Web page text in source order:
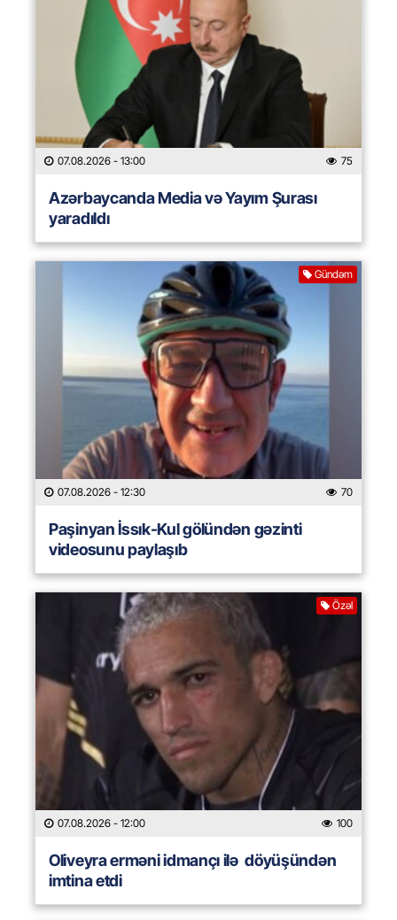
07.08.2026 - 13:00 75
Azərbaycanda Media və Yayım Şurası
yaradıldı
Gündəm
07.08.2026 - 12:30 70
Paşinyan İssık-Kul gölündən gəzinti
videosunu paylaşıb
Özəl
07.08.2026 - 12:00 100
Oliveyra erməni idmançı ilə döyüşündən
imtina etdi